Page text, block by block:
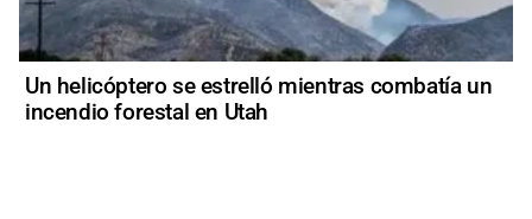
Un helicóptero se estrelló mientras combatía un
incendio forestal en Utah